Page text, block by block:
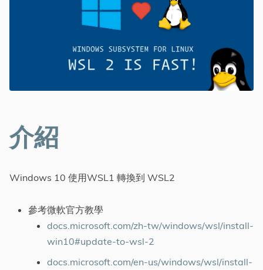
分類
介紹
Windows 10 使用WSL1 轉換到 WSL2
參考微軟官方教學
docs.microsoft.com/zh-tw/windows/wsl/install-
win10#update-to-wsl-2
docs.microsoft.com/en-us/windows/wsl/install-